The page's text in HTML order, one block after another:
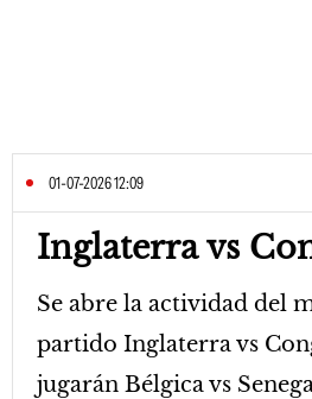
01-07-2026 12:09
Inglaterra vs
Se abre la actividad del
partido Inglaterra vs
jugarán Bélgica vs